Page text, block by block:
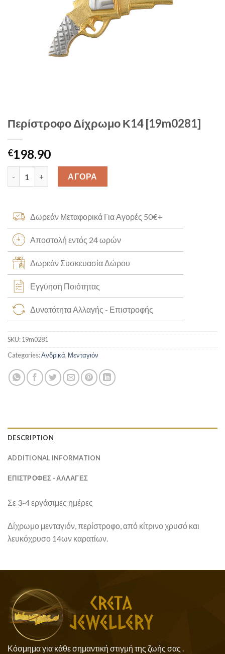
Περίστροφο Δίχρωμο Κ14 [19m0281]
€198.90
Περίστροφο Δίχρωμο Κ14 [19m0281] quantity
ΑΓΟΡΑ
Δωρεάν Μεταφορικά Για Αγορές 50€+
Αποστολή εντός 24 ωρών
Δωρεάν Συσκευασία Δώρου
Εγγύηση Ποιότητας
Δυνατότητα Αλλαγής - Επιστροφής
SKU:19m0281
Categories:Ανδρικά, Μενταγιόν
DESCRIPTION
ADDITIONAL INFORMATION
ΕΠΙΣΤΡΟΦΕΣ - ΑΛΛΑΓΕΣ
Σε 3-4 εργάσιμες ημέρες
Δίχρωμο μενταγιόν, περίστροφο, από κίτρινο χρυσό και
λευκόχρυσο 14ων καρατίων.
Κόσμημα για κάθε σημαντική στιγμή της ζωής σας .